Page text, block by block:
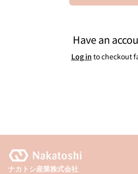
Have an
Log in to checkout
ナカトシ産業株式会社